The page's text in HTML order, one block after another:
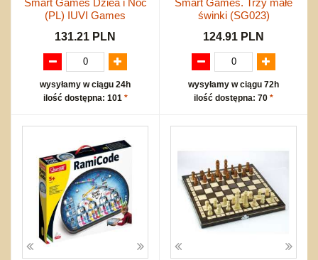
(PL) IUVI Games
131.21 PLN
wysyłamy w ciągu 24h
ilość dostępna: 101 *
świnki (SG023)
124.91 PLN
wysyłamy w ciągu 72h
ilość dostępna: 70 *